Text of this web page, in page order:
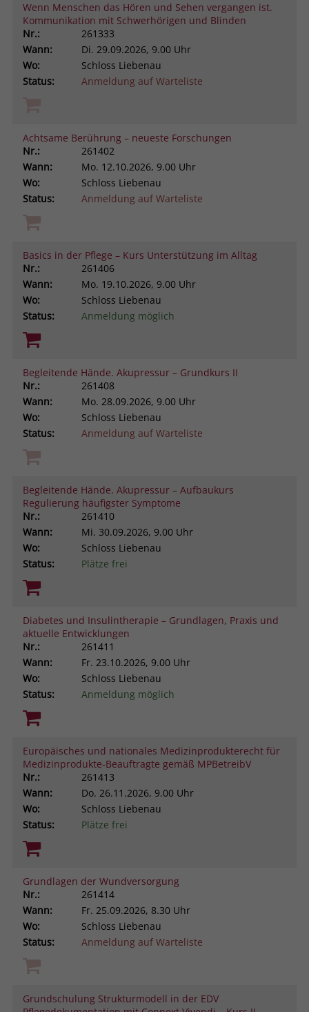
Wenn Menschen das Hören und Sehen vergangen ist.
Kommunikation mit Schwerhörigen und Blinden
Nr.:
261333
Wann:
Di. 29.09.2026, 9.00 Uhr
Wo:
Schloss Liebenau
Status:
Anmeldung auf Warteliste
Achtsame Berührung – neueste Forschungen
Nr.:
261402
Wann:
Mo. 12.10.2026, 9.00 Uhr
Wo:
Schloss Liebenau
Status:
Anmeldung auf Warteliste
Basics in der Pflege – Kurs Unterstützung im Alltag
Nr.:
261406
Wann:
Mo. 19.10.2026, 9.00 Uhr
Wo:
Schloss Liebenau
Status:
Anmeldung möglich
Begleitende Hände. Akupressur – Grundkurs II
Nr.:
261408
Wann:
Mo. 28.09.2026, 9.00 Uhr
Wo:
Schloss Liebenau
Status:
Anmeldung auf Warteliste
Begleitende Hände. Akupressur – Aufbaukurs
Regulierung häufigster Symptome
Nr.:
261410
Wann:
Mi. 30.09.2026, 9.00 Uhr
Wo:
Schloss Liebenau
Status:
Plätze frei
Diabetes und Insulintherapie – Grundlagen, Praxis und
aktuelle Entwicklungen
Nr.:
261411
Wann:
Fr. 23.10.2026, 9.00 Uhr
Wo:
Schloss Liebenau
Status:
Anmeldung möglich
Europäisches und nationales Medizinprodukterecht für
Medizinprodukte-Beauftragte gemäß MPBetreibV
Nr.:
261413
Wann:
Do. 26.11.2026, 9.00 Uhr
Wo:
Schloss Liebenau
Status:
Plätze frei
Grundlagen der Wundversorgung
Nr.:
261414
Wann:
Fr. 25.09.2026, 8.30 Uhr
Wo:
Schloss Liebenau
Status:
Anmeldung auf Warteliste
Grundschulung Strukturmodell in der EDV